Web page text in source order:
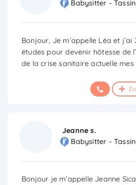
Babysitter -
Bonjour, Je m’appelle Léa et j’ai
études pour devenir hôtesse de
de la crise sanitaire actuelle
Jeanne s.
Babysitter -
Bonjour je m’appelle Jeanne